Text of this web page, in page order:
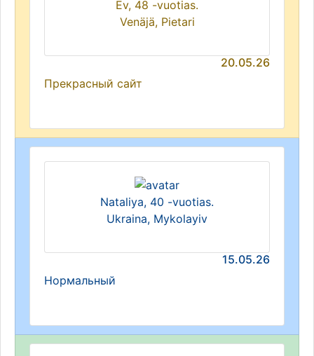
Ev, 48 -vuotias.
Venäjä, Pietari
20.05.26
Прекрасный сайт
Nataliya, 40 -vuotias.
Ukraina, Mykolayiv
15.05.26
Нормальный